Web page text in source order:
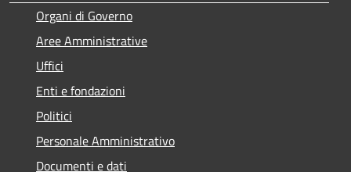
Organi di Governo
Aree Amministrative
Uffici
Enti e fondazioni
Politici
Personale Amministrativo
Documenti e dati